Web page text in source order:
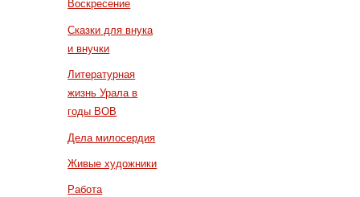
Воскресение
Сказки для внука
и внучки
Литературная
жизнь Урала в
годы ВОВ
Дела милосердия
Живые художники
Работа